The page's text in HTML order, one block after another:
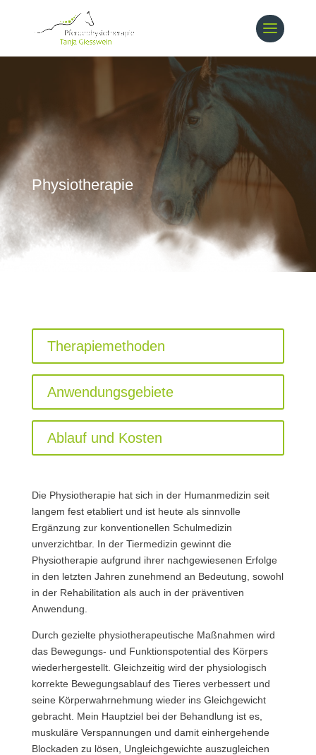
Physiotherapie
Therapiemethoden
Anwendungsgebiete
Ablauf und Kosten
Die Physiotherapie hat sich in der Humanmedizin seit
langem fest etabliert und ist heute als sinnvolle
Ergänzung zur konventionellen Schulmedizin
unverzichtbar. In der Tiermedizin gewinnt die
Physiotherapie aufgrund ihrer nachgewiesenen Erfolge
in den letzten Jahren zunehmend an Bedeutung, sowohl
in der Rehabilitation als auch in der präventiven
Anwendung.
Durch gezielte physiotherapeutische Maßnahmen wird
das Bewegungs- und Funktionspotential des Körpers
wiederhergestellt. Gleichzeitig wird der physiologisch
korrekte Bewegungsablauf des Tieres verbessert und
seine Körperwahrnehmung wieder ins Gleichgewicht
gebracht. Mein Hauptziel bei der Behandlung ist es,
muskuläre Verspannungen und damit einhergehende
Blockaden zu lösen, Ungleichgewichte auszugleichen